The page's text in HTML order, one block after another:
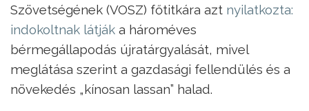
Szövetségének (VOSZ) főtitkára azt nyilatkozta:
indokoltnak látják a hároméves
bérmegállapodás újratárgyalását, mivel
meglátása szerint a gazdasági fellendülés és a
növekedés „kínosan lassan” halad.